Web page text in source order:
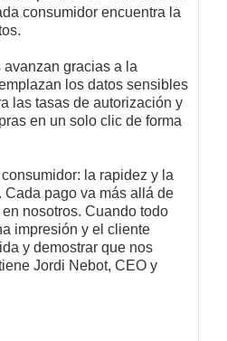
consumidor encuentra la
avanzan gracias a la
los datos sensibles
las tasas de autorización y
en un solo clic de forma
la rapidez y la
pago va más allá de
nosotros. Cuando todo
impresión y el cliente
y demostrar que nos
Jordi Nebot, CEO y